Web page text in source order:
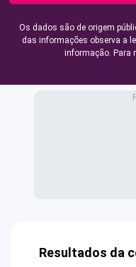
Os dados são de origem
das informações observa a
informação. Para
Resultados da